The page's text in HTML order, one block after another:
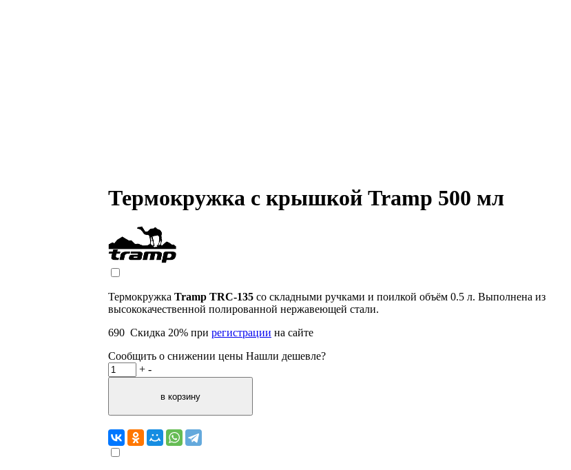
Термокружка с крышкой Tramp 500 мл
Термокружка Tramp TRC-135 со складными ручками и поилкой объём 0.5 л. Выполнена из
высококачественной полированной нержавеющей стали.
690 Скидка 20% при регистрации на сайте
Сообщить о снижении цены Нашли дешевле?
+ -